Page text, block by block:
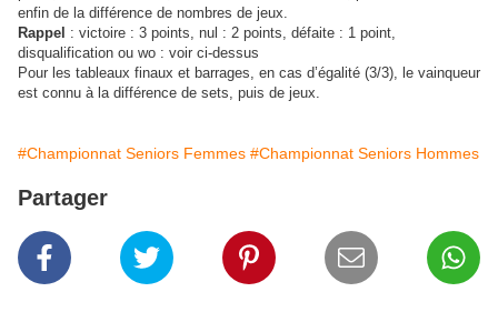
enfin de la différence de nombres de jeux.
Rappel : victoire : 3 points, nul : 2 points, défaite : 1 point,
disqualification ou wo : voir ci-dessus
Pour les tableaux finaux et barrages, en cas d’égalité (3/3), le vainqueur
est connu à la différence de sets, puis de jeux.
#Championnat Seniors Femmes #Championnat Seniors Hommes
Partager